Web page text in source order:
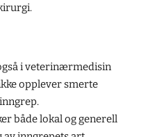
i veterinærmedisin
opplever smerte
både lokal og generell